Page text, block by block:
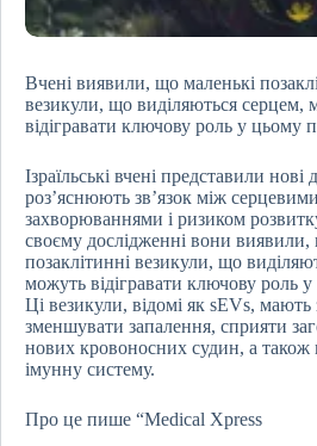
Вчені виявили, що маленькі
везикули, що виділяються серцем,
відігравати ключову роль у цьому
Ізраїльські вчені представили нові
роз’яснюють зв’язок між серцевими
захворюваннями і ризиком
своєму дослідженні вони виявили,
позаклітинні везикули, що
можуть відігравати ключову роль
Ці везикули, відомі як sEVs, мають
зменшувати запалення, сприяти
нових кровоносних судин, а також
імунну систему.
Про це пише “Medical Xpress